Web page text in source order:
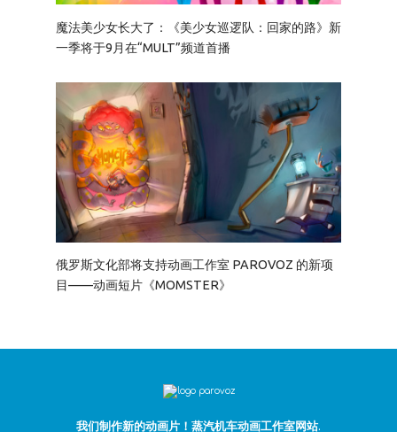
魔法美少女长大了：《美少女巡逻队：回家的路》新
一季将于9月在“MULT”频道首播
俄罗斯文化部将支持动画工作室 PAROVOZ 的新项
目——动画短片《MOMSTER》
我们制作新的动画片！蒸汽机车动画工作室网站.